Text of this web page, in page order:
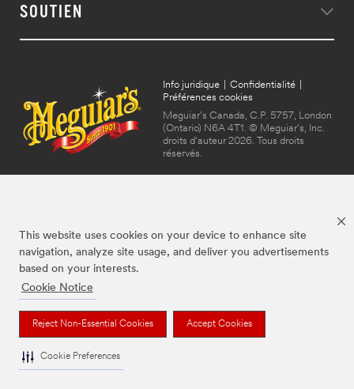
This website uses cookies on your device to enhance site
navigation, analyze site usage, and deliver you advertisements
based on your interests.
Cookie Notice
Reject Non-Essential Cookies Accept Cookies
Cookie Preferences
SOUTIEN
Info juridique Confidentialité
Préférences cookies
Meguiar's Canada, C.P. 5757, London
(Ontario) N6A 4T1. © Meguiar's, Inc.
droits d'auteur 2026. Tous droits
réservés.
Les marques mentionnées ci-dessus sont des marques de commerce de
Meguiar's, utilisées sous licence au Canada.